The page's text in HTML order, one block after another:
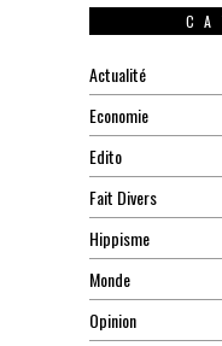
Actualité
Economie
Edito
Fait Divers
Hippisme
Monde
Opinion